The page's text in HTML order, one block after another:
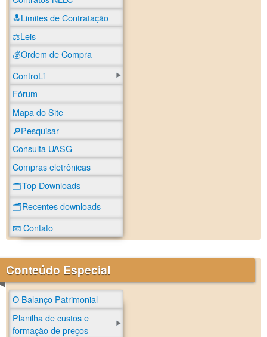
🔝Limites de Contratação
⚖️Leis
💰Ordem de Compra
ControLi
Fórum
Mapa do Site
🔎Pesquisar
Consulta UASG
Compras eletrônicas
🗂️Top Downloads
🗂️Recentes downloads
📧 Contato
Conteúdo Especial
O Balanço Patrimonial
Planilha de custos e
formação de preços